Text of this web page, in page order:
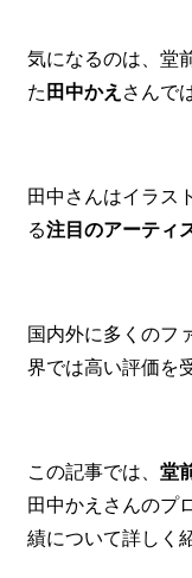
気になるのは、堂
た 田中かえ さんで
田中さんはイラス
る注目のアーティ
国内外に多くのフ
界では高い評価を
この記事では、 堂
田中かえさんのプ
績について詳しく